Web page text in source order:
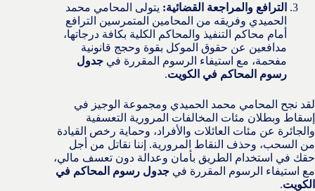
الترافع والمراجعة القضائية: يتولى المحامي محمد
الحميدي وفريقه من المحامين المتمرسين الترافع
أمام محاكم التنفيذ والمحاكم الكلية بكافة درجاتها،
مدافعين عن حقوق الموكل بقوة وحجج قانونية
مفحمة، مع استيفاء الرسوم المقررة في جدول
رسوم المحاكم في الكويت.
لقد نجح المحامي محمد الحميدي ومجموعة الوجيز في
إسقاط وبطلان مئات المخالفات المرورية التعسفية
والجائرة عن مئات العائلات والأفراد، وحماية رخص القيادة
من السحب، وحذف النقاط المرورية. إننا نقاتل من أجل
حقك في استخدام الطريق بأمان وعدالة دون تعسف مالي،
مع استيفاء الرسوم المقررة في جدول رسوم المحاكم في
الكويت.